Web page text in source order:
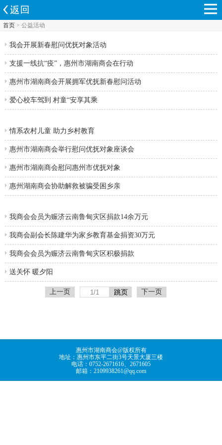
首页 > 公益活动
我会开展新春慰问优抚对象活动
支援一线抗“疫”，惠州市湖南商会在行动
惠州市湖南商会开展拥军优抚新春慰问活动
爱心校车驾到 村童“安享其乘
情系农村儿童 助力乡村教育
惠州市湖南商会举行慰问优抚对象座谈会
惠州市湖南商会慰问惠州市优抚对象
惠州湖南商会协助解救被骗受困乡亲
我商会会员为赈济云南鲁甸灾区捐款14余万元
我商会副会长陈建华为家乡教育基金捐资30万元
我商会会员为赈济云南鲁甸灾区积极捐款
送关怀 暖夕阳
上一页 下一页
惠州市湖南商会@版权所有
地址：惠州市东平二街3号天景大厦三楼
电话：0752-2671616、2671605
邮箱：2109938261@qq.com